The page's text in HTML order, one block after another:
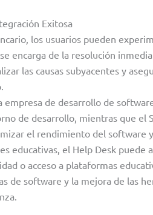
Exitosa
los usuarios pueden
encarga de la resolución
las causas subyacentes y
empresa de desarrollo de
de desarrollo, mientras que el
el rendimiento del software
educativas, el Help Desk puede
o acceso a plataformas
de software y la mejora de las